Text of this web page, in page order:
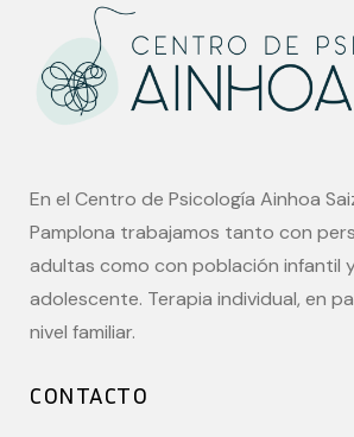
En el Centro de Psicología Ainhoa
Pamplona trabajamos tanto con
adultas como con población infantil
adolescente. Terapia individual, en
nivel familiar.
CONTACTO